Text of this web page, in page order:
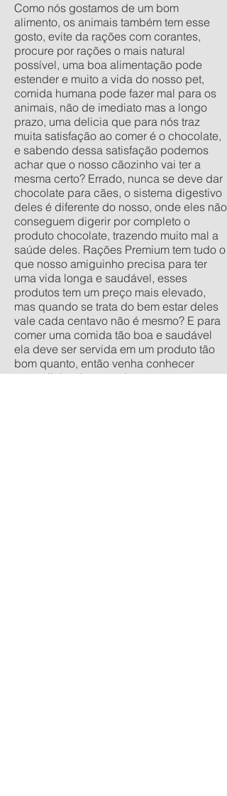
Como nós gostamos de um bom
alimento, os animais também tem esse
gosto, evite da rações com corantes,
procure por rações o mais natural
possível, uma boa alimentação pode
estender e muito a vida do nosso pet,
comida humana pode fazer mal para os
animais, não de imediato mas a longo
prazo, uma delicia que para nós traz
muita satisfação ao comer é o chocolate,
e sabendo dessa satisfação podemos
achar que o nosso cãozinho vai ter a
mesma certo? Errado, nunca se deve dar
chocolate para cães, o sistema digestivo
deles é diferente do nosso, onde eles não
conseguem digerir por completo o
produto chocolate, trazendo muito mal a
saúde deles. Rações Premium tem tudo o
que nosso amiguinho precisa para ter
uma vida longa e saudável, esses
produtos tem um preço mais elevado,
mas quando se trata do bem estar deles
vale cada centavo não é mesmo? E para
comer uma comida tão boa e saudável
ela deve ser servida em um produto tão
bom quanto, então venha conhecer
nossa linha de comedouros